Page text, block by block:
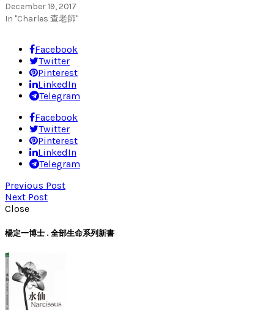
December 19, 2017
In "Charles 查老師"
Facebook
Twitter
Pinterest
LinkedIn
Telegram
Facebook
Twitter
Pinterest
LinkedIn
Telegram
Previous Post
Next Post
Close
楊定一博士 . 全部生命系列新書